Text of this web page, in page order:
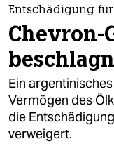
themen
politik
öko
gesellschaft
kultur
Entschädigung
Chevron-
Ein
Vermögen des
die
verweigert.